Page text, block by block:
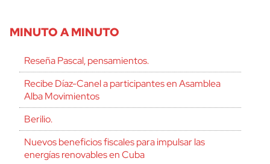
MINUTO A MINUTO
Reseña Pascal, pensamientos.
Recibe Díaz-Canel a participantes en Asamblea
Alba Movimientos
Berilio.
Nuevos beneficios fiscales para impulsar las
energías renovables en Cuba